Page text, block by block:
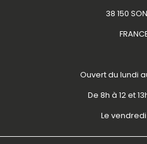
38 150
Ouvert du lundi
De 8h à 12 et
Le vendredi